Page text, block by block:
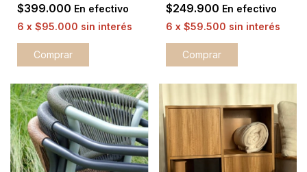
$399.000 En efectivo
6 x $95.000 sin interés
Comprar
$249.900 En efectivo
6 x $59.500 sin interés
Comprar